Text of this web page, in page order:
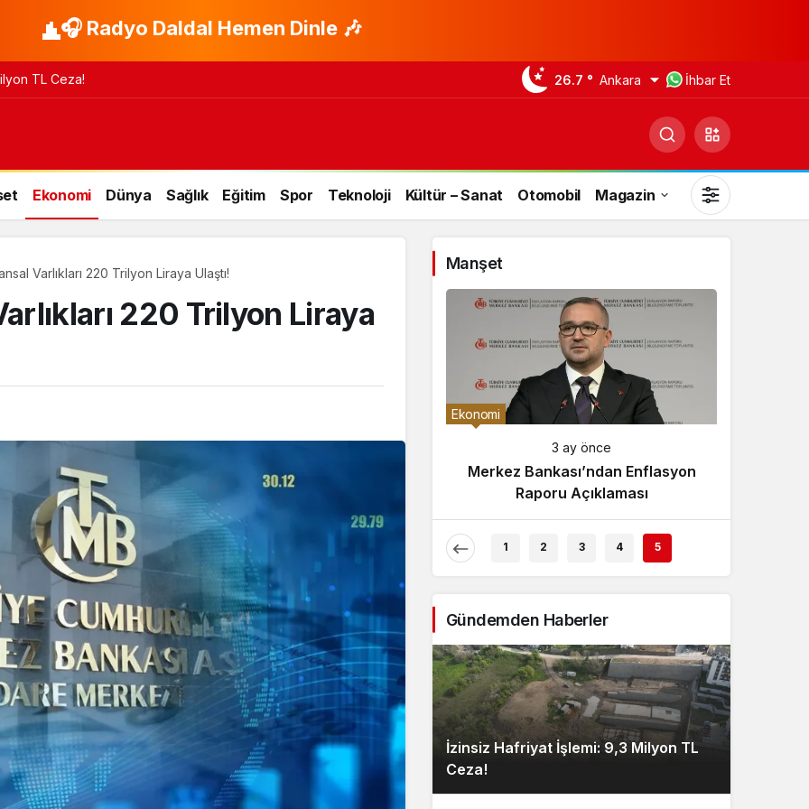
🎧 Radyo Daldal Hemen Dinle 🎶
TL Ceza! 26.7 ° Ankara İhbar Et
Ekonomi Dünya Sağlık Eğitim Spor Teknoloji Kültür – Sanat Otomobil Magazin
Gündüz Modu
Gündüz modunu seçin.
Gece Modu
Gece modunu seçin.
Sistem Modu
Sistem modunu seçin.
Varlıkları 220 Trilyon Liraya Ulaştı!
220 Trilyon Liraya
Manşet
Tartışması
Çaykur Rizespor, Beşiktaş’ı
Ağırlıyor!
Ekonomi
3 ay önce
Merkez Bankası’ndan Enflasyon
Raporu Açıklaması
1 2 3 4 5
Gündemden Haberler
İzinsiz Hafriyat İşlemi: 9,3 Milyon TL
Ceza!